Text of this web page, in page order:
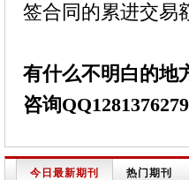
签合同的累进交易
有什么不明白的地
咨询
今日最新期刊 热门期刊